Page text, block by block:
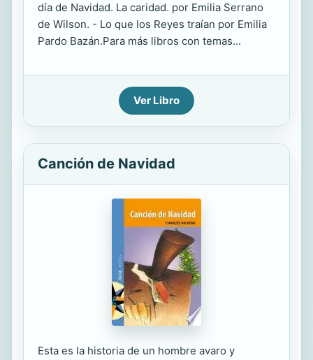
día de Navidad. La caridad. por Emilia Serrano
de Wilson. - Lo que los Reyes traían por Emilia
Pardo Bazán.Para más libros con temas...
Ver Libro
Canción de Navidad
Esta es la historia de un hombre avaro y